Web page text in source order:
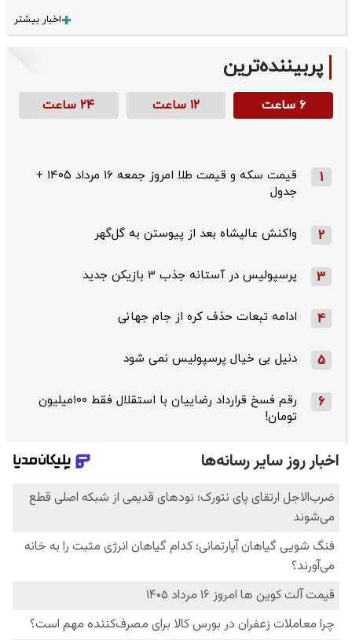
اخبار بیشتر
پربیننده‌ترین
۶ ساعت ۱۲ ساعت ۲۴ ساعت
1
قیمت سکه و قیمت طلا امروز جمعه ۱۶ مرداد ۱۴۰۵ +
جدول
2 واکنش عالیشاه بعد از پیوستن به گل‌گهر
3 پرسپولیس در آستانه جذب ۳ بازیکن جدید
4 ادامه تبعات حذف کره از جام جهانی
5 دنیل بی خیال پرسپولیس نمی شود
6
رقم فسخ قرارداد رضاییان با استقلال فقط ۱۰۰میلیون
تومان!